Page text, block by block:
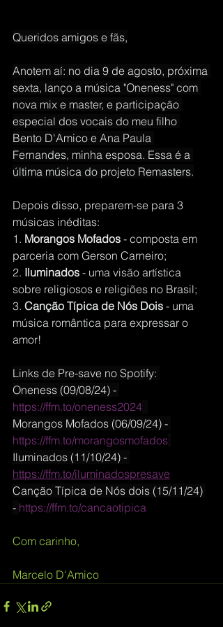
Queridos amigos e fãs,
Anotem aí: no dia 9 de agosto, próxima
sexta, lanço a música "Oneness" com
nova mix e master, e participação
especial dos vocais do meu filho
Bento D'Amico e Ana Paula
Fernandes, minha esposa. Essa é a
última música do projeto Remasters.
Depois disso, preparem-se para 3
músicas inéditas:
1. Morangos Mofados - composta em
parceria com Gerson Carneiro;
2. Iluminados - uma visão artística
sobre religiosos e religiões no Brasil;
3. Canção Típica de Nós Dois - uma
música romântica para expressar o
amor!
Links de Pre-save no Spotify:
Oneness (09/08/24) -
https://ffm.to/oneness2024
Morangos Mofados (06/09/24) -
https://ffm.to/morangosmofados
Iluminados (11/10/24) -
https://ffm.to/iluminadospresave
Canção Típica de Nós dois (15/11/24)
- https://ffm.to/cancaotipica
Com carinho,
Marcelo D'Amico